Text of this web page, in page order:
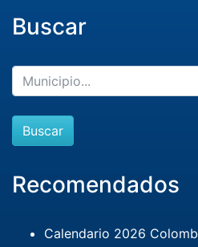
Buscar
Buscar
Recomendados
Calendario 2026